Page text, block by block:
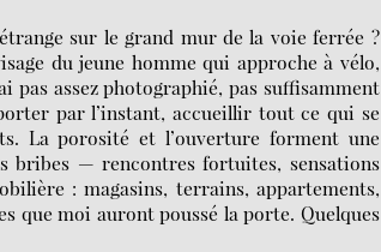
sur le grand mur de la voie ferrée ?
du jeune homme qui approche à vélo,
pas assez photographié, pas suffisamment
par l’instant, accueillir tout ce qui se
La porosité et l’ouverture forment une
bribes — rencontres fortuites, sensations
: magasins, terrains, appartements,
que moi auront poussé la porte. Quelques